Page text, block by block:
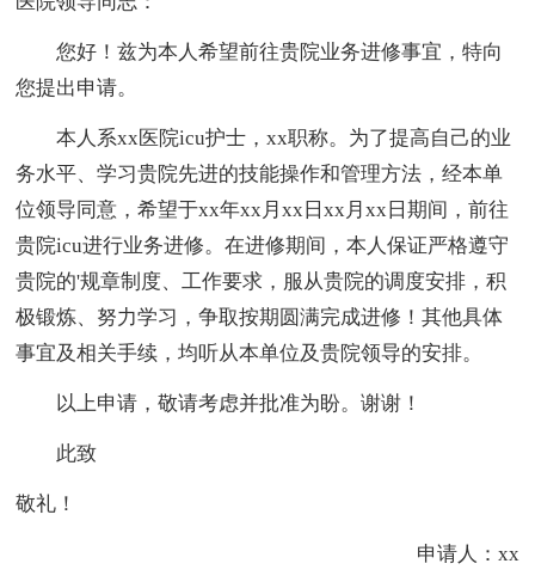
您好！兹为本人希望前往贵院业务进修事宜，特向
您提出申请。
本人 系xx医院icu护士，xx职称。为了提高自己的业
务水平、学习贵院先进的技能操作和管理方法，经本单
位领导同意，希望于xx年xx月xx日xx月xx日期间，前往
贵院icu进行业务进修。在进修期间，本人保证严格遵守
贵院的'规章制度、工作要求，服从贵院的调度安排，积
极锻炼、努力学习，争取按期圆满完成进修！其他具体
事宜及相关手续，均听从本单位及贵院领导的安排。
以上申请，敬请考虑并批准为盼。谢谢！
此致
敬礼！
申请人：xx